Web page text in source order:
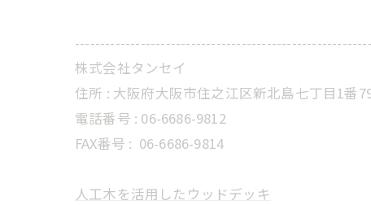
株式会社タンセイ
住所 : 大阪府大阪市住之江区新北島七丁目1番
電話番号 : 06-6686-9812
FAX番号 : 06-6686-9814
人工木を活用したウッドデッキ